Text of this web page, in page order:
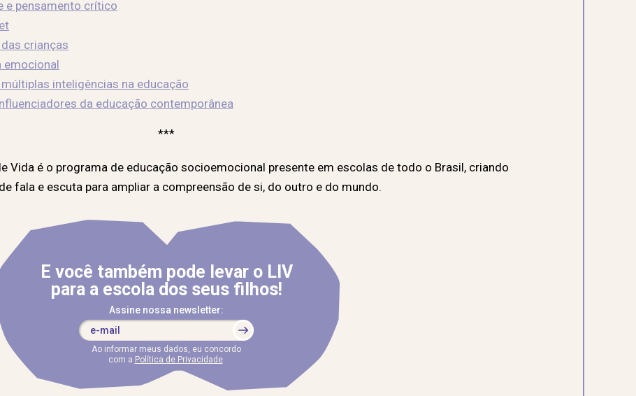
e pensamento crítico
crianças
emocional
inteligências na educação
da educação contemporânea
***
Vida é o programa de educação socioemocional presente em escolas de todo o Brasil, criando
fala e escuta para ampliar a compreensão de si, do outro e do mundo.
E você também pode levar o LIV
para a escola dos seus filhos!
Assine nossa newsletter:
Ao informar meus dados, eu concordo
com a Política de Privacidade.